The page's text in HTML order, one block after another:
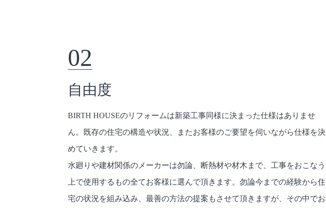
02
自由度
BIRTH HOUSEのリフォームは新築工事同様に決まった仕様はありませ
ん。既存の住宅の構造や状況、またお客様のご要望を伺いながら仕様を決
めていきます。
水廻りや建材関係のメーカーは勿論、断熱材や材木まで、工事をおこなう
上で使用するもの全てお客様に選んで頂きます。勿論今までの経験から住
宅の状況を組み込み、最善の方法の提案もさせて頂きますが、その中でお